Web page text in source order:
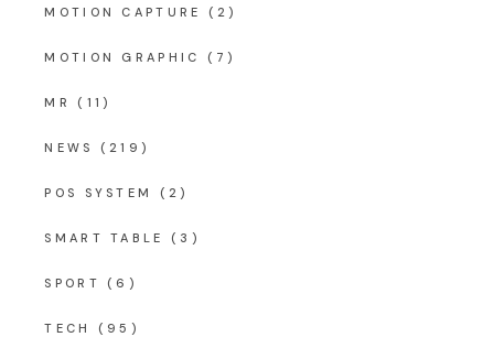
MOTION CAPTURE (2)
MOTION GRAPHIC (7)
MR (11)
NEWS (219)
POS SYSTEM (2)
SMART TABLE (3)
SPORT (6)
TECH (95)